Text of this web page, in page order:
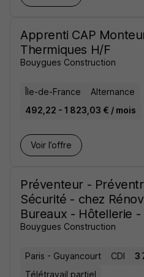
Apprenti CAP
Thermiques H/F
Bouygues Construction
Île-de-France
Alternance
492,22 - 1 823,03 € / mois
Voir l’offre
Préventeur -
Sécurité - chez
Bureaux - Hôtellerie -
Bouygues Construction
Paris - Guyancourt CDI
3
Télétravail partiel